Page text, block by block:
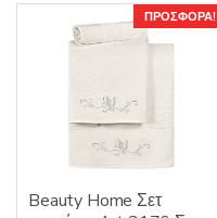
ΠΡΟΣΦΟΡΆ!
Beauty Home Σετ